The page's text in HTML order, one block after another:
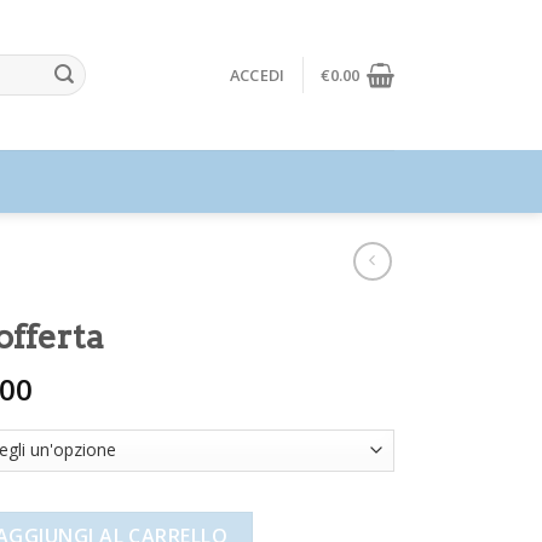
ACCEDI €0.00
AL CARRELLO